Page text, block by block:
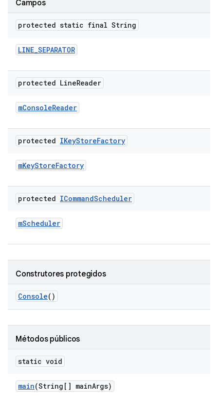
Campos
protected static final String
LINE_SEPARATOR
protected LineReader
mConsoleReader
protected IKeyStoreFactory
mKeyStoreFactory
protected ICommandScheduler
mScheduler
Construtores protegidos
Console()
Métodos públicos
static void
main(String[] mainArgs)